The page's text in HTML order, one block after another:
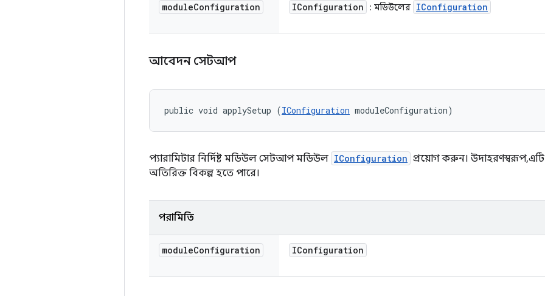
moduleConfiguration IConfiguration : মডিউলের IConfiguration
আবেদন সেটআপ
public void applySetup (IConfiguration moduleConfiguration)
প্যারামিটার নির্দিষ্ট মডিউল সেটআপ মডিউল IConfiguration প্রয়োগ করুন। উদাহরণস্বরূপ, এটি
অতিরিক্ত বিকল্প হতে পারে।
পরামিতি
moduleConfiguration IConfiguration